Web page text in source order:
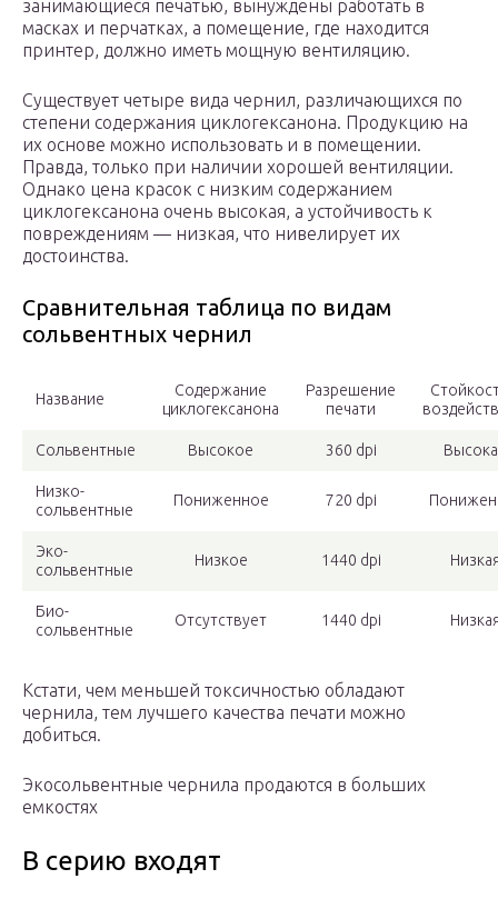
занимающиеся печатью, вынуждены работать в
масках и перчатках, а помещение, где находится
принтер, должно иметь мощную вентиляцию.
Существует четыре вида чернил, различающихся по
степени содержания циклогексанона. Продукцию на
их основе можно использовать и в помещении.
Правда, только при наличии хорошей вентиляции.
Однако цена красок с низким содержанием
циклогексанона очень высокая, а устойчивость к
повреждениям — низкая, что нивелирует их
достоинства.
Сравнительная таблица по видам
сольвентных чернил
Название
Содержание
циклогексанона
Разрешение
печати
Сольвентные Высокое 360 dpi
Низко-
сольвентные
Пониженное 720 dpi
Эко-
сольвентные
Низкое 1440 dpi
Био-
сольвентные
Отсутствует 1440 dpi
Кстати, чем меньшей токсичностью обладают
чернила, тем лучшего качества печати можно
добиться.
Экосольвентные чернила продаются в больших
емкостях
В серию входят